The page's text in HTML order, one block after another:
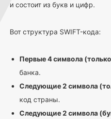
и состоит из букв и цифр.
Вот структура SWIFT-кода:
Первые 4 символа
банка.
Следующие 2 символа
код страны.
Следующие 2 символа